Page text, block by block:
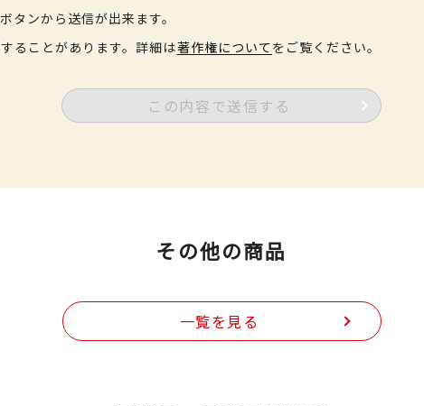
ンから送信が出来ます。
ることがあります。詳細は著作権について をご覧ください。
この内容で送信する
その他の商品
一覧を見る